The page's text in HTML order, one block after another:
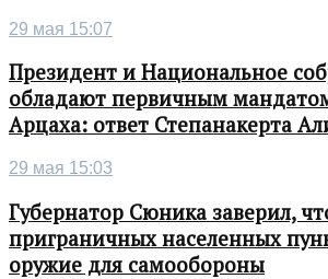
29 мая 15:07
Президент и Национальное
обладают первичным
Арцаха: ответ Степанакерта
29 мая 15:03
Губернатор Сюника заверил,
приграничных населенных
оружие для самообороны